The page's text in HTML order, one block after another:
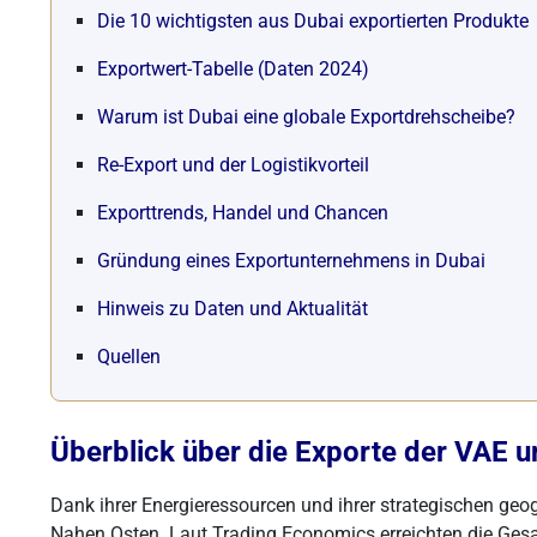
Die 10 wichtigsten aus Dubai exportierten Produkte
Exportwert-Tabelle (Daten 2024)
Warum ist Dubai eine globale Exportdrehscheibe?
Re-Export und der Logistikvorteil
Exporttrends, Handel und Chancen
Gründung eines Exportunternehmens in Dubai
Hinweis zu Daten und Aktualität
Quellen
Überblick über die Exporte der VAE
Dank ihrer Energieressourcen und ihrer strategischen